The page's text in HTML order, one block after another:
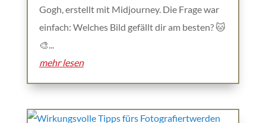
Gogh, erstellt mit Midjourney. Die Frage war
einfach: Welches Bild gefällt dir am besten? 🐱
🎨...
mehr lesen